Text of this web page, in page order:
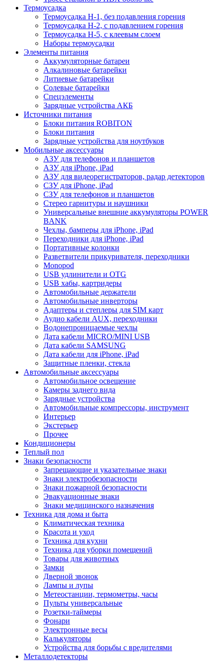
Термоусадка
Термоусадка H-1, без подавления горения
Термоусадка H-2, с подавлением горения
Термоусадка H-5, с клеевым слоем
Наборы термоусадки
Элементы питания
Аккумуляторные батареи
Алкалиновые батарейки
Литиевые батарейки
Солевые батарейки
Спецэлементы
Зарядные устройства АКБ
Источники питания
Блоки питания ROBITON
Блоки питания
Зарядные устройства для ноутбуков
Мобильные аксессуары
АЗУ для телефонов и планшетов
АЗУ для iPhone, iPad
АЗУ для видеорегистраторов, радар детекторов
СЗУ для iPhone, iPad
СЗУ для телефонов и планшетов
Стерео гарнитуры и наушники
Универсальные внешние аккумуляторы POWER
BANK
Чехлы, бамперы для iPhone, iPad
Переходники для iPhone, iPad
Портативные колонки
Разветвители прикуривателя, переходники
Monopod
USB удлинители и OTG
USB хабы, картридеры
Автомобильные держатели
Автомобильные инверторы
Адаптеры и степлеры для SIM карт
Аудио кабели AUX, переходники
Водонепроницаемые чехлы
Дата кабели MICRO/MINI USB
Дата кабели SAMSUNG
Дата кабели для iPhone, iPad
Защитные пленки, стекла
Автомобильные аксессуары
Автомобильное освещение
Камеры заднего вида
Зарядные устройства
Автомобильные компрессоры, инструмент
Интерьер
Экстерьер
Прочее
Кондиционеры
Теплый пол
Знаки безопасности
Запрещающие и указательные знаки
Знаки электробезопасности
Знаки пожарной безопасности
Эвакуационные знаки
Знаки медицинского назначения
Техника для дома и быта
Климатическая техника
Красота и уход
Техника для кухни
Техника для уборки помещений
Товары для животных
Замки
Дверной звонок
Лампы и лупы
Метеостанции, термометры, часы
Пульты универсальные
Розетки-таймеры
Фонари
Электронные весы
Калькуляторы
Устройства для борьбы с вредителями
Металлодетекторы